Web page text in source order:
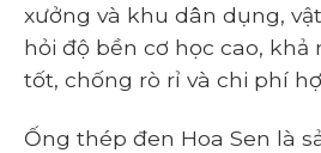
xưởng và khu dân dụng,
hỏi độ bền cơ học cao, khả
tốt, chống rò rỉ và chi phí
Ống thép đen Hoa Sen là